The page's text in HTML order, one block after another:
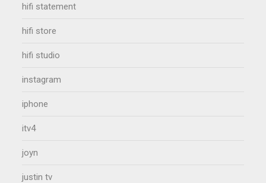
hifi statement
hifi store
hifi studio
instagram
iphone
itv4
joyn
justin tv